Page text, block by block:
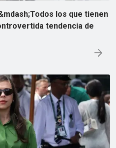
los que tienen
tendencia de